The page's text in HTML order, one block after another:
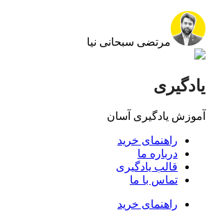
مرتضی سبحانی نیا
یادگیری
آموزش یادگیری آسان
راهنمای خرید
درباره ما
قالب یادگیری
تماس با ما
راهنمای خرید